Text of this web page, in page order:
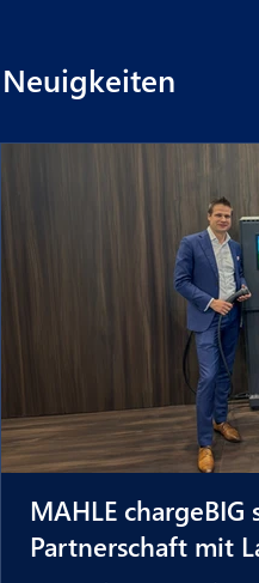
Neuigkeiten
MAHLE
Partnerschaft mit